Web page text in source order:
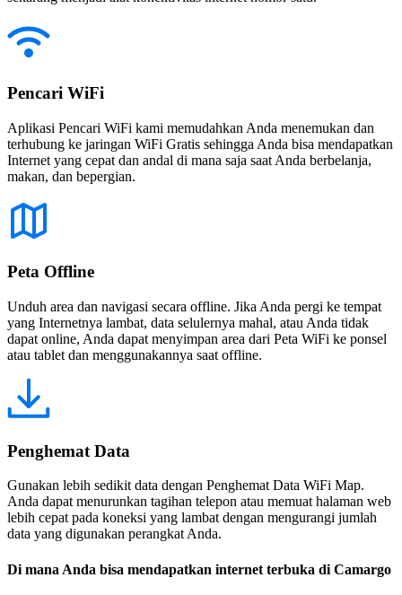
Pencari WiFi
Aplikasi Pencari WiFi kami memudahkan Anda menemukan dan
terhubung ke jaringan WiFi Gratis sehingga Anda bisa mendapatkan
Internet yang cepat dan andal di mana saja saat Anda berbelanja,
makan, dan bepergian.
Peta Offline
Unduh area dan navigasi secara offline. Jika Anda pergi ke tempat
yang Internetnya lambat, data selulernya mahal, atau Anda tidak
dapat online, Anda dapat menyimpan area dari Peta WiFi ke ponsel
atau tablet dan menggunakannya saat offline.
Penghemat Data
Gunakan lebih sedikit data dengan Penghemat Data WiFi Map.
Anda dapat menurunkan tagihan telepon atau memuat halaman web
lebih cepat pada koneksi yang lambat dengan mengurangi jumlah
data yang digunakan perangkat Anda.
Di mana Anda bisa mendapatkan internet terbuka di Camargo